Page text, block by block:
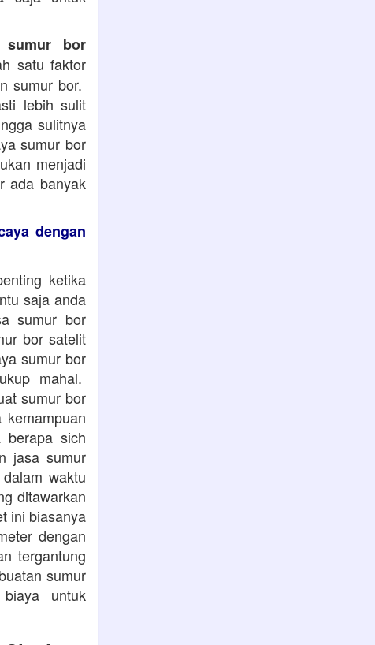
sumur bor
satu faktor
sumur bor.
lebih sulit
sulitnya
sumur bor
menjadi
ada banyak
dengan
ketika
saja anda
sumur bor
bor satelit
sumur bor
mahal.
sumur bor
sich
jasa sumur
waktu
ditawarkan
ini biasanya
dengan
tergantung
sumur
untuk